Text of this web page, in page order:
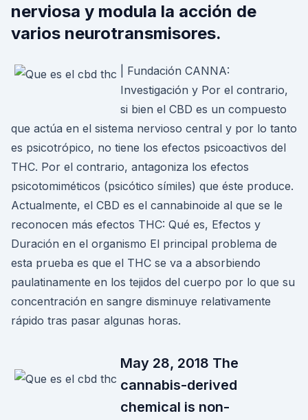
nerviosa y modula la acción de
varios neurotransmisores.
| Fundación CANNA:
Investigación y Por el contrario,
si bien el CBD es un compuesto
que actúa en el sistema nervioso central y por lo tanto
es psicotrópico, no tiene los efectos psicoactivos del
THC. Por el contrario, antagoniza los efectos
psicotomiméticos (psicótico símiles) que éste produce.
Actualmente, el CBD es el cannabinoide al que se le
reconocen más efectos THC: Qué es, Efectos y
Duración en el organismo El principal problema de
esta prueba es que el THC se va a absorbiendo
paulatinamente en los tejidos del cuerpo por lo que su
concentración en sangre disminuye relativamente
rápido tras pasar algunas horas.
May 28, 2018 The
cannabis-derived
chemical is non-